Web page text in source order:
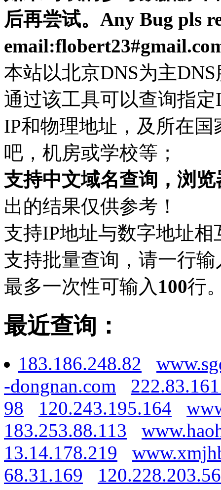
后再尝试。Any Bug pls
本站以北京DNS为主
通过该工具可以查询指
IP和物理地址，及所在
吧，机房或学校等；
支持中文域名查询，浏
出的结果仅供参考！
支持IP地址与数字地址相
支持批量查询，请一行
最多一次性可输入 100行
最近查询：
183.186.248.82
-dongnan.com
98
120.243.195.164
183.253.88.113
13.14.178.219
68.31.169
120.228.203.56